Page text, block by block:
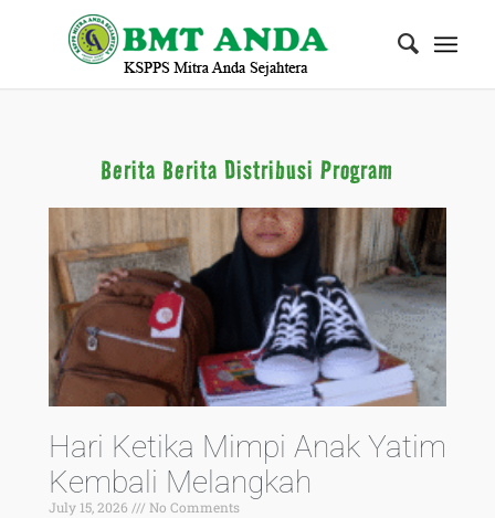
Berita Berita Distribusi Program
Hari Ketika Mimpi Anak Yatim
Kembali Melangkah
July 15, 2026
No Comments